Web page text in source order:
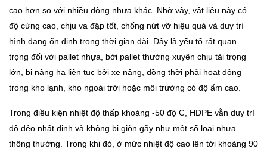
cao hơn so với nhiều dòng nhựa khác. Nhờ vậy, vật liệu này có
độ cứng cao, chịu va đập tốt, chống nứt vỡ hiệu quả và duy trì
hình dạng ổn định trong thời gian dài. Đây là yếu tố rất quan
trọng đối với pallet nhựa, bởi pallet thường xuyên chịu tải trọng
lớn, bị nâng hạ liên tục bởi xe nâng, đồng thời phải hoạt động
trong kho lạnh, kho ngoài trời hoặc môi trường có độ ẩm cao.
Trong điều kiện nhiệt độ thấp khoảng -50 độ C, HDPE vẫn duy trì
độ dẻo nhất định và không bị giòn gãy như một số loại nhựa
thông thường. Trong khi đó, ở mức nhiệt độ cao lên tới khoảng 90